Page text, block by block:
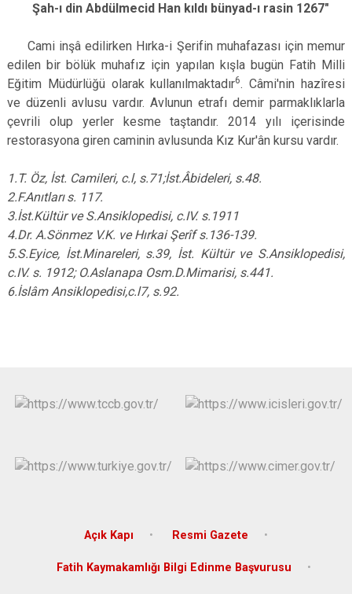
Şah-ı din Abdülmecid Han kıldı bünyad-ı rasin 1267"
Ca­mi inşâ edilirken Hırka-i Şerifin muhafazası için memur
edilen bir bölük muhafız için ya­pılan kışla bugün Fatih Milli
Eğitim Müdür­lüğü olarak kullanılmaktadır6. Câmi'nin hazîresi
ve düzenli avlusu vardır. Av­lunun etrafı demir parmaklıklarla
çevrili olup yerler kesme taştandır. 2014 yılı içerisinde
restorasyona giren caminin avlusunda Kız Kur'ân kursu vardır.
1.T. Öz, İst. Camileri, c.l, s.71;İst.Âbideleri, s.48.
2.F.Anıtları s. 117.
3.İst.Kültür ve S.Ansiklopedisi, c.IV. s.1911
4.Dr. A.Sönmez V.K. ve Hırkai Şerîfs.136-139.
5.S.Eyice, İst.Minareleri, s.39, İst. Kültür ve S.Ansiklopedisi,
c.IV. s. 1912; O.Aslanapa Osm.D.Mimarisi, s.441.
6.İslâm Ansiklopedisi,c.l7, s.92.
Açık Kapı Resmi Gazete
Fatih Kaymakamlığı Bilgi Edinme Başvurusu